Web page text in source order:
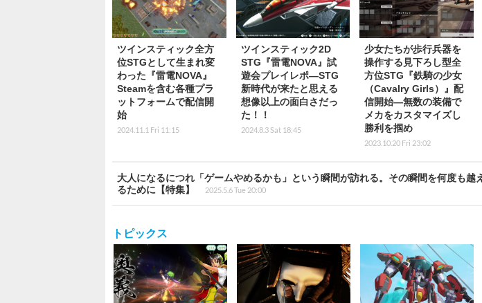
ツインスティック全方
位STGとして生まれ変
わった『雷電NOVA』
Steamを含む各種プラ
ットフォームで配信開
始
2024.11.1 Fri 11:15
ツインスティック2D
STG『雷電NOVA』試
遊会プレイレポ―STG
新時代が来たと思える
想像以上の面白さだっ
た！！
2024.8.3 Sat 18:45
少女たちが歩行兵器を
操作する見下ろし型全
方位STG『鉄騎の少女
（Cavalry Girls）』配
信開始―無数の装備で
メカをカスタマイズし
勝利を掴め
2023.10.20 Fri 23:02
大人になるにつれ「ゲームやめるかも」という瞬間が訪れる。その瞬間を何度も越
るために【特集】
2025.5.6 Tue 20:00
トピックス